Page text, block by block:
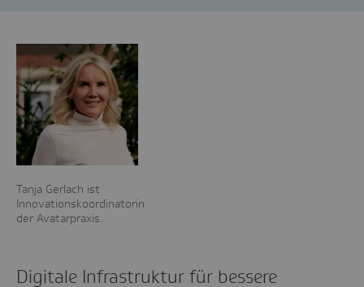
Tanja Gerlach ist
Innovationskoordinatorin
der Avatarpraxis.
Digitale Infrastruktur für bessere